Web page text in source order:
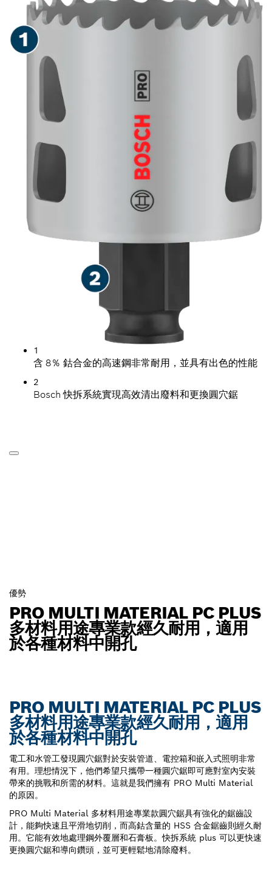
1
含 8％ 鈷合金的高速鋼非常耐用，並具有出色的性能
2
Bosch 快拆系統實現高效清出廢料和更換圓穴鋸
優勢
PRO MULTI MATERIAL PC PLUS
多材料用途專業款經久耐用，適用
於各種材料中開孔
PRO MULTI MATERIAL PC PLUS
多材料用途專業款經久耐用，適用
於各種材料中開孔
電工和水管工發現圓穴鋸對於安裝管道、電控箱和嵌入式照明非常
有用。理想情況下，他們希望只攜帶一種圓穴鋸即可應對室內安裝
帶來的挑戰和所需的材料。這就是我們擁有 PRO Multi Material
的原因。
PRO Multi Material 多材料用途專業款圓穴鋸具有強化的鋸齒設
計，能夠快速且平滑地切削，而高鈷含量的 HSS 合金鋸齒則經久耐
用。它能有效地處理鋼外覆層和石膏板。快拆系統 plus 可以更快速
更換圓穴鋸和導向鑽頭，並可更輕鬆地清除廢料。